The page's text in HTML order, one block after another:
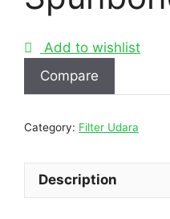
Add to wishlist
Compare
Category: Filter Udara
Description